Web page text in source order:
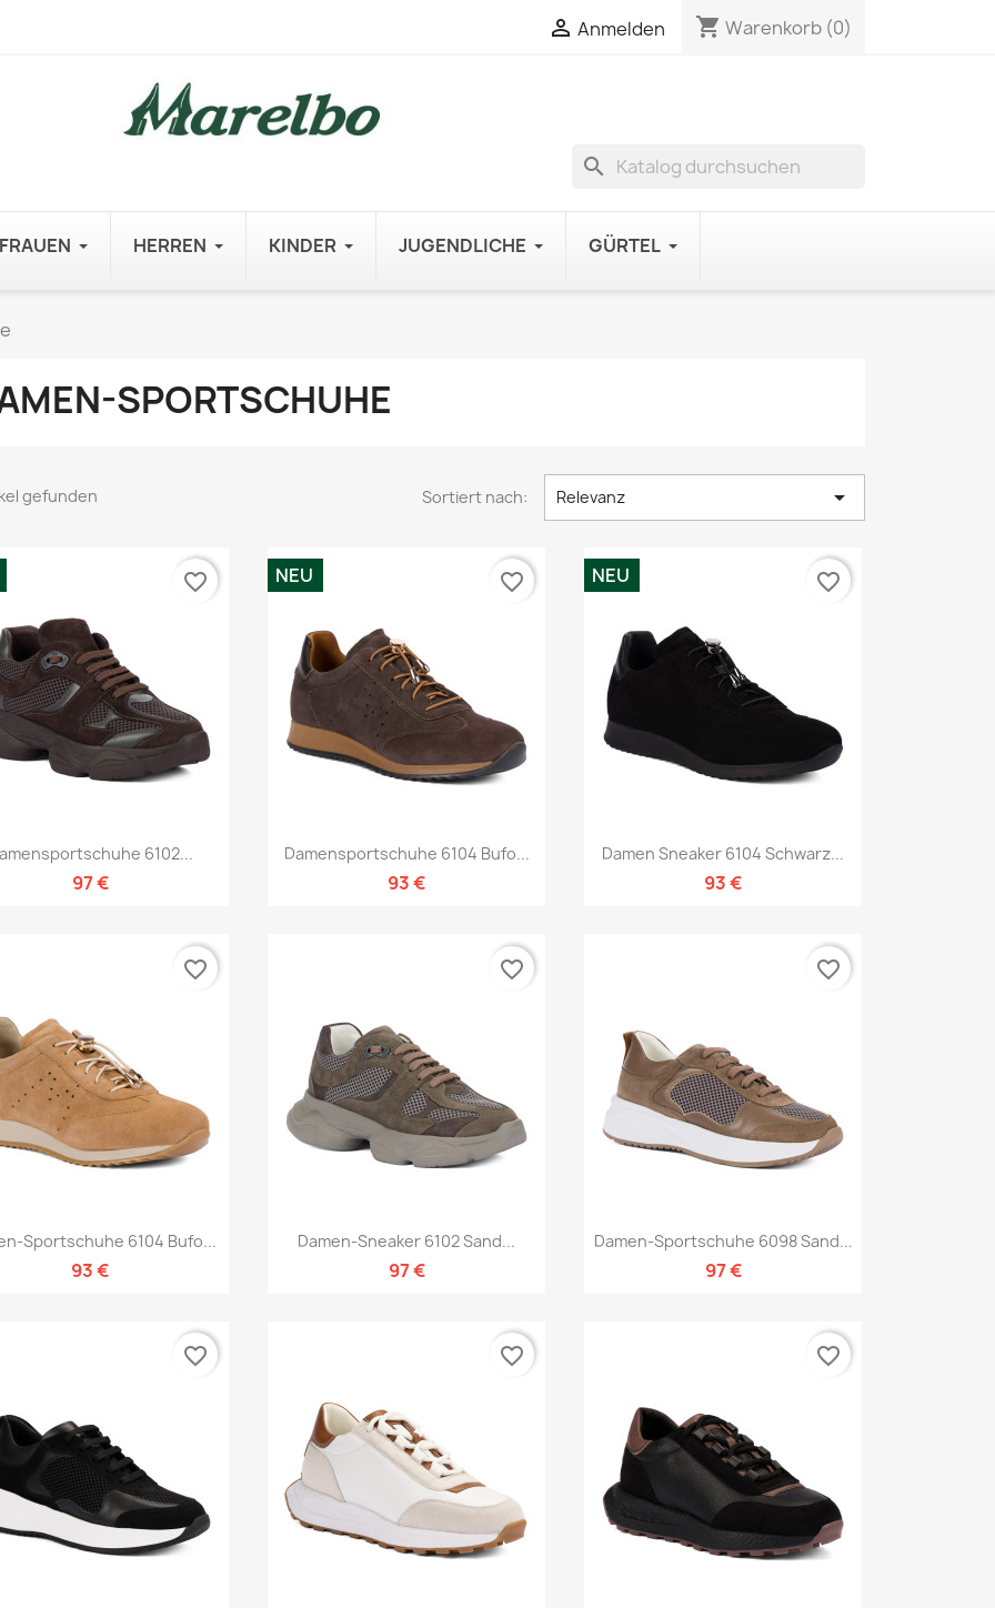
 Anmelden shopping_cart Warenkorb (0)
search
FRAUEN HERREN KINDER JUGENDLICHE GÜRTEL
SPORTSCHUHE
gefunden Sortiert nach: Relevanz 
Vorschau6102...
97 €
favorite_border
Vorschau
Damensportschuhe 6104 Bufo...
93 €
NEU favorite_border
Vorschau
Damen Sneaker 6104 Schwarz...
93 €
NEU favorite_border
Vorschau
Sportschuhe 6104 Bufo...
93 €
favorite_border
Vorschau
Damen-Sneaker 6102 Sand...
97 €
favorite_border
Vorschau
Damen-Sportschuhe 6098 Sand...
97 €
favorite_border
favorite_border favorite_border favorite_border